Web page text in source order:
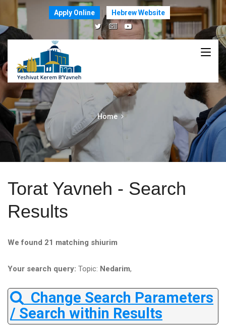
Apply Online Hebrew Website
Home
Torat Yavneh - Search
Results
We found 21 matching shiurim
Your search query: Topic: Nedarim,
Change Search Parameters
/ Search within Results